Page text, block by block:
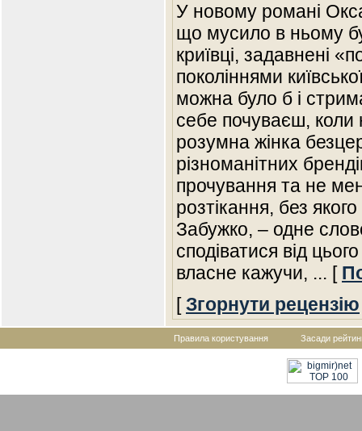
У новому романі
що мусило в ньому
криївці, задавнені
поколіннями
можна було б і
себе почуваєш, коли
розумна жінка
різноманітних
прочування та не
розтікання, без
Забужко, – одне
сподіватися від
власне кажучи, ... [
[Згорнути рецензію
Правила користування Засади